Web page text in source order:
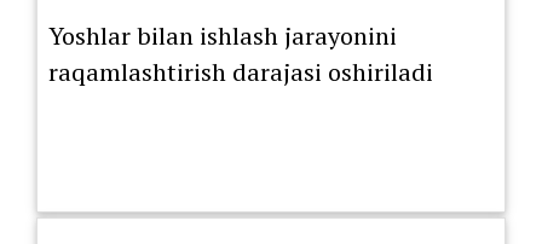
Yoshlar bilan ishlash jarayonini
raqamlashtirish darajasi oshiriladi